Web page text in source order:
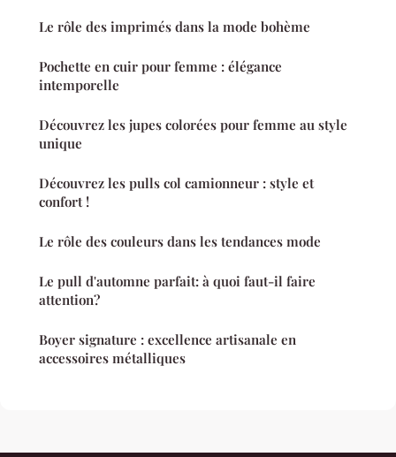
Le rôle des imprimés dans la mode bohème
Pochette en cuir pour femme : élégance
intemporelle
Découvrez les jupes colorées pour femme au style
unique
Découvrez les pulls col camionneur : style et
confort !
Le rôle des couleurs dans les tendances mode
Le pull d'automne parfait: à quoi faut-il faire
attention?
Boyer signature : excellence artisanale en
accessoires métalliques